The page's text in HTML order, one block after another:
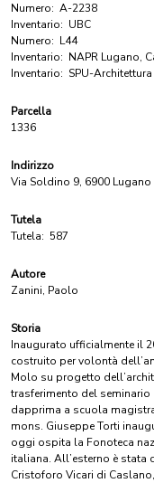
Numero: A-2238
Inventario: UBC
Numero: L44
Inventario: NAPR Lugano,
Inventario: SPU-
Parcella
1336
Indirizzo
Via Soldino 9, 6900 Lugano
Tutela
Tutela: 587
Autore
Zanini, Paolo
Storia
Inaugurato ufficialmente il
costruito per volontà
Molo su progetto
trasferimento del seminario
dapprima a scuola
mons. Giuseppe Torti
oggi ospita la Fonoteca
italiana. All’esterno è
Cristoforo Vicari di